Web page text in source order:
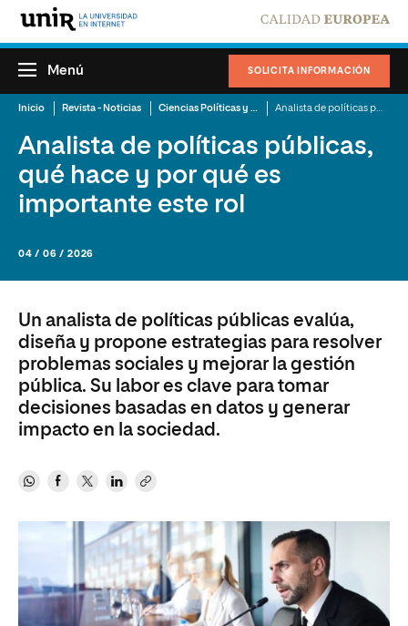
SOLICITA INFORMACIÓN
Menú
Inicio Revista - Noticias Ciencias Políticas y Relaciones Internacionales
Analista de políticas públicas,
qué hace y por qué es
importante este rol
04 / 06 / 2026
Un analista de políticas públicas evalúa,
diseña y propone estrategias para resolver
problemas sociales y mejorar la gestión
pública. Su labor es clave para tomar
decisiones basadas en datos y generar
impacto en la sociedad.